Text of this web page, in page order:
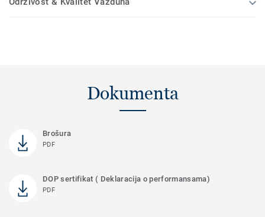
Dokumenta
Brošura
PDF
DOP sertifikat ( Deklaracija o performansama)
PDF